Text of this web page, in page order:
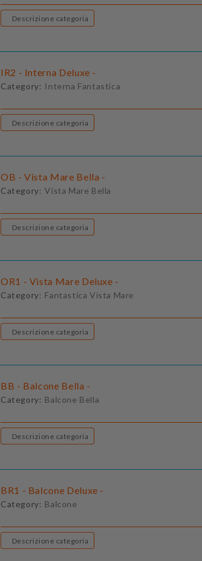
Descrizione categoria
IR2 - Interna Deluxe -
Category: Interna Fantastica
Descrizione categoria
OB - Vista Mare Bella -
Category: Vista Mare Bella
Descrizione categoria
OR1 - Vista Mare Deluxe -
Category: Fantastica Vista Mare
Descrizione categoria
BB - Balcone Bella -
Category: Balcone Bella
Descrizione categoria
BR1 - Balcone Deluxe -
Category: Balcone
Descrizione categoria